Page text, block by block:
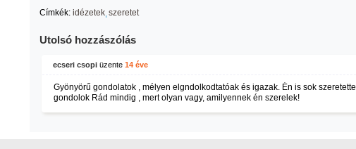
Címkék: idézetek szeretet
Utolsó hozzászólás
ecseri csopiüzente 14 éve
Gyönyörű gondolatok , mélyen elgndolkodtatóak és igazak. Én is sok szeretettel
gondolok Rád mindig , mert olyan vagy, amilyennek én szerelek!